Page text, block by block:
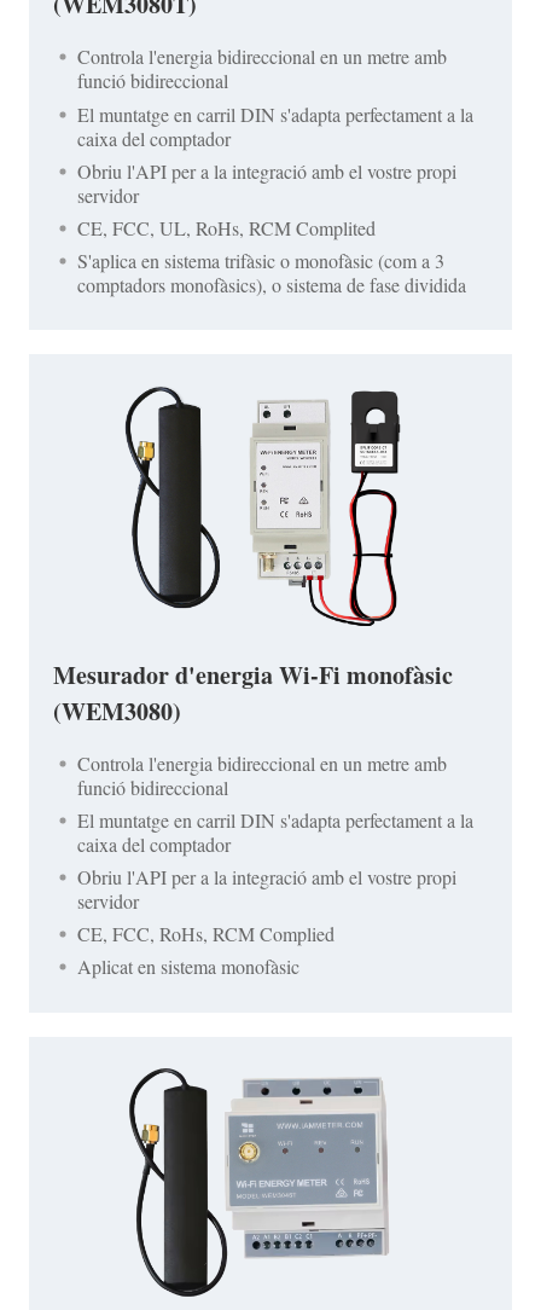
Controla l'energia bidireccional en un metre amb
funció bidireccional
El muntatge en carril DIN s'adapta perfectament a la
caixa del comptador
Obriu l'API per a la integració amb el vostre propi
servidor
CE, FCC, UL, RoHs, RCM Complited
S'aplica en sistema trifàsic o monofàsic (com a 3
comptadors monofàsics), o sistema de fase dividida
Mesurador d'energia Wi-Fi monofàsic
(WEM3080)
Controla l'energia bidireccional en un metre amb
funció bidireccional
El muntatge en carril DIN s'adapta perfectament a la
caixa del comptador
Obriu l'API per a la integració amb el vostre propi
servidor
CE, FCC, RoHs, RCM Complied
Aplicat en sistema monofàsic